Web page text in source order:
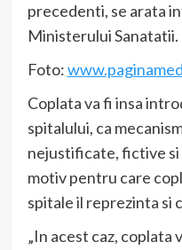
precedenti, se arata
Ministerului Sanatatii.
Foto:
Coplata va fi insa
spitalului, ca
nejustificate, fictive si
motiv pentru care
spitale il reprezinta si
„In acest caz, coplata